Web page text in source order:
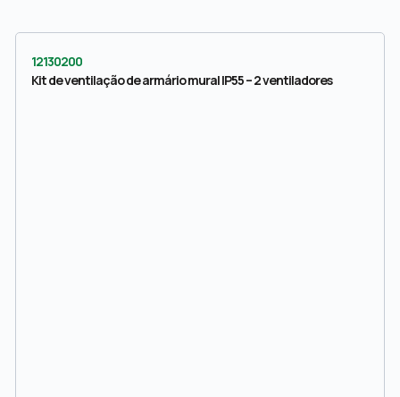
12130200
Kit de ventilação de armário mural IP55 – 2 ventiladores